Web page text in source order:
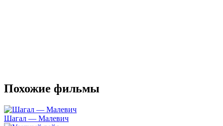
Похожие фильмы
Шагал — Малевич